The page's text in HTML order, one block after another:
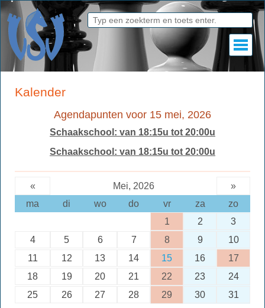
Kalender
Agendapunten voor 15 mei, 2026
Schaakschool: van 18:15u tot 20:00u
Schaakschool: van 18:15u tot 20:00u
« Mei, 2026
»
ma
di wo do vr za
zo
1
2
3
4
5 6 7 8 9
10
11
12 13 14 15 16
17
18
19 20 21 22 23
24
25
26 27 28 29 30 31